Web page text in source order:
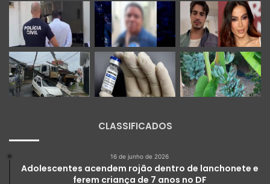
CLASSIFICADOS
16 de junho de 2026
Adolescentes acendem rojão dentro de lanchonete e
ferem criança de 7 anos no DF